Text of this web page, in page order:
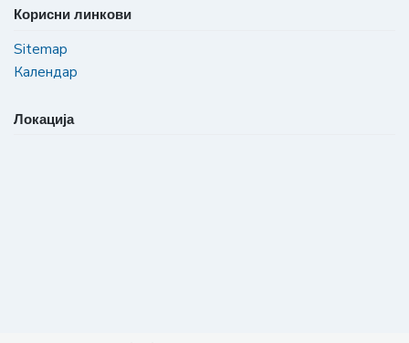
Корисни линкови
Sitemap
Календар
Локација